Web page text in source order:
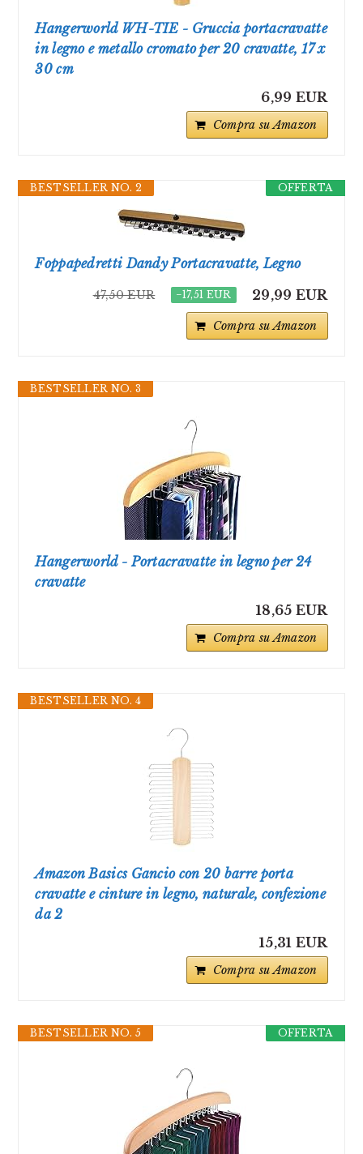
Hangerworld WH-TIE - Gruccia portacravatte
in legno e metallo cromato per 20 cravatte, 17 x
30 cm
6,99 EUR
Compra su Amazon
OFFERTA
BESTSELLER NO. 2
Foppapedretti Dandy Portacravatte, Legno
47,50 EUR −17,51 EUR 29,99 EUR
Compra su Amazon
BESTSELLER NO. 3
Hangerworld - Portacravatte in legno per 24
cravatte
18,65 EUR
Compra su Amazon
BESTSELLER NO. 4
Amazon Basics Gancio con 20 barre porta
cravatte e cinture in legno, naturale, confezione
da 2
15,31 EUR
Compra su Amazon
OFFERTA
BESTSELLER NO. 5